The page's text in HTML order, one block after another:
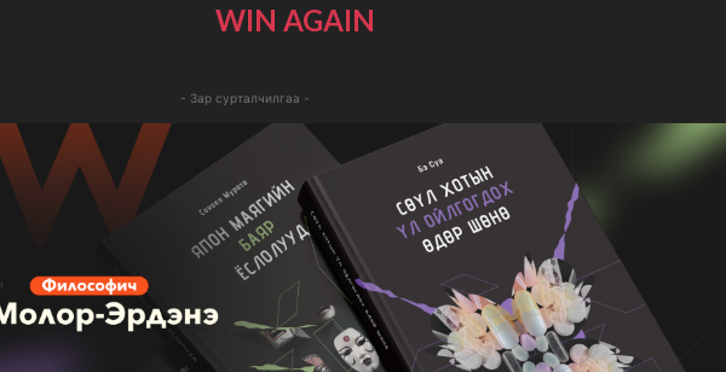
WIN AGAIN
- Зар сурталчилгаа -